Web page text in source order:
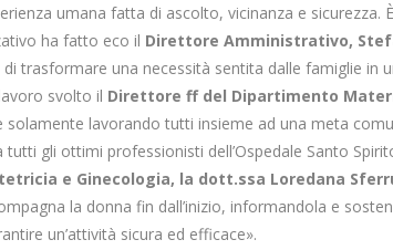
umana fatta di ascolto, vicinanza e
ha fatto eco il Direttore Amministrativo,
di trasformare una necessità sentita dalle famiglie in
svolto il Direttore ff del Dipartimento
lavorando tutti insieme ad una meta
tutti gli ottimi professionisti dell’Ospedale Santo
e Ginecologia, la dott.ssa Loredana
la donna fin dall’inizio, informandola e
un’attività sicura ed efficace».